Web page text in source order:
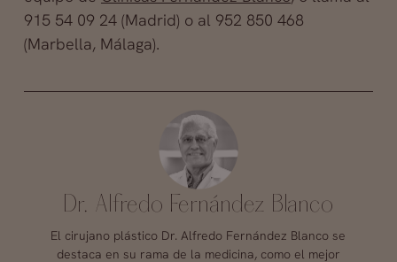
915 54 09 24 (Madrid) o al 952 850 468
(Marbella, Málaga).
Dr. Alfredo Fernández Blanco
El cirujano plástico Dr. Alfredo Fernández Blanco se
destaca en su rama de la medicina, como el mejor